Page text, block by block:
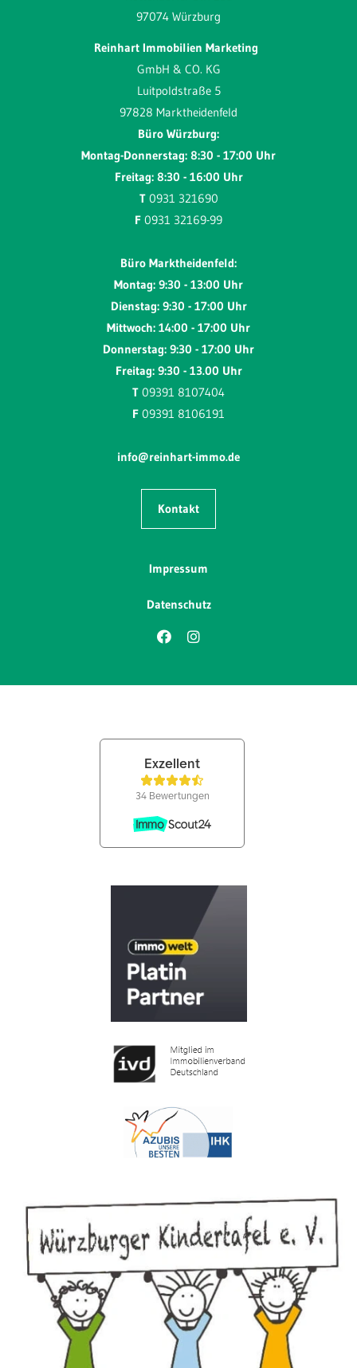
97074 Würzburg
Reinhart Immobilien Marketing
GmbH & CO. KG
Luitpoldstraße 5
97828 Marktheidenfeld
Büro Würzburg:
Montag-Donnerstag: 8:30 - 17:00 Uhr
Freitag: 8:30 - 16:00 Uhr
T 0931 321690
F 0931 32169-99
Büro Marktheidenfeld:
Montag: 9:30 - 13:00 Uhr
Dienstag: 9:30 - 17:00 Uhr
Mittwoch: 14:00 - 17:00 Uhr
Donnerstag: 9:30 - 17:00 Uhr
Freitag: 9:30 - 13.00 Uhr
T 09391 8107404
F 09391 8106191
info@reinhart-immo.de
Kontakt
Impressum
Datenschutz